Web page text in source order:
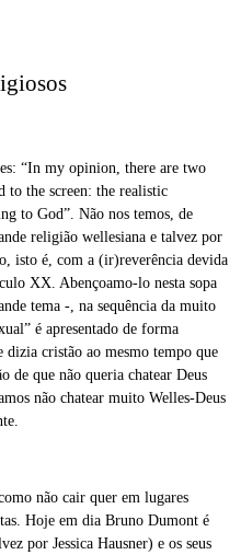
“In my opinion, there are two
to the screen: the realistic
to God”. Não nos temos, de
religião wellesiana e talvez por
isto é, com a (ir)reverência devida
XX. Abençoamo-lo nesta sopa
tema -, na sequência da muito
é apresentado de forma
dizia cristão ao mesmo tempo que
de que não queria chatear Deus
não chatear muito Welles-Deus
não cair quer em lugares
Hoje em dia Bruno Dumont é
por Jessica Hausner) e os seus